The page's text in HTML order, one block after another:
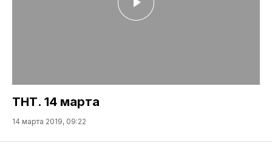
ТНТ. 14 марта
14 марта 2019, 09:22